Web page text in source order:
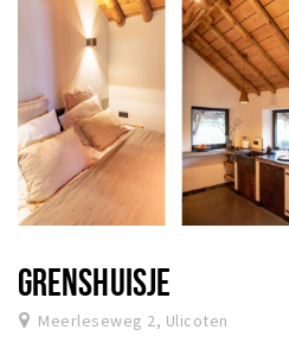
GRENSHUISJE
Meerleseweg 2, Ulicoten